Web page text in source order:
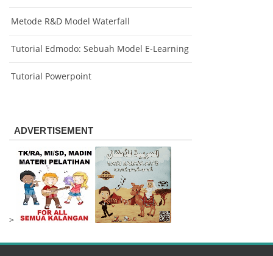
Metode R&D Model Waterfall
Tutorial Edmodo: Sebuah Model E-Learning
Tutorial Powerpoint
ADVERTISEMENT
>